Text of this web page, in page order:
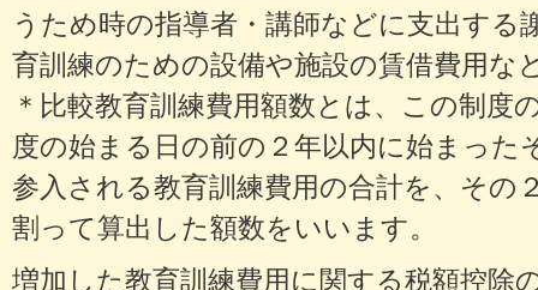
うため時の指導者・講師などに支出する
育訓練のための設備や施設の賃借費用な
＊比較教育訓練費用額数とは、この制度
度の始まる日の前の２年以内に始まった
参入される教育訓練費用の合計を、その
割って算出した額数をいいます。
増加した教育訓練費用に関する税額控除